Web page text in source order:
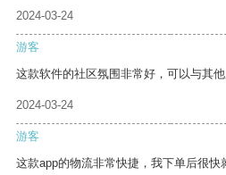
2024-03-24
游客
这款软件的社区氛围非常好，可以与其他
2024-03-24
游客
这款app的物流非常快捷，我下单后很快